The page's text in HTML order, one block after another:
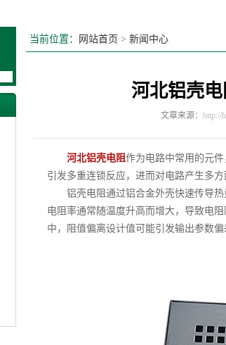
当前位置： 网站首页 > 新闻中心
河北铝壳
文章来源： http://
河北铝壳电阻作为电路中常用的元
引发多重连锁反应，进而对电路产生多方
铝壳电阻通过铝合金外壳快速传导热
电阻率通常随温度升高而增大，导致电
中，阻值偏离设计值可能引发输出参数